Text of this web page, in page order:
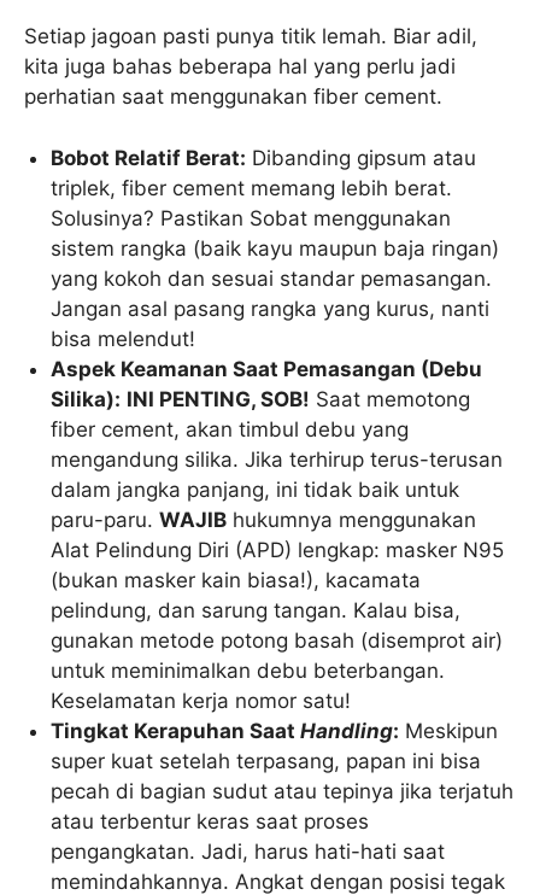
Setiap jagoan pasti punya titik lemah. Biar adil,
kita juga bahas beberapa hal yang perlu jadi
perhatian saat menggunakan fiber cement.
Bobot Relatif Berat: Dibanding gipsum atau
triplek, fiber cement memang lebih berat.
Solusinya? Pastikan Sobat menggunakan
sistem rangka (baik kayu maupun baja ringan)
yang kokoh dan sesuai standar pemasangan.
Jangan asal pasang rangka yang kurus, nanti
bisa melendut!
Aspek Keamanan Saat Pemasangan (Debu
Silika): INI PENTING, SOB! Saat memotong
fiber cement, akan timbul debu yang
mengandung silika. Jika terhirup terus-terusan
dalam jangka panjang, ini tidak baik untuk
paru-paru.WAJIB hukumnya menggunakan
Alat Pelindung Diri (APD) lengkap: masker N95
(bukan masker kain biasa!), kacamata
pelindung, dan sarung tangan. Kalau bisa,
gunakan metode potong basah (disemprot air)
untuk meminimalkan debu beterbangan.
Keselamatan kerja nomor satu!
Tingkat Kerapuhan SaatHandling: Meskipun
super kuat setelah terpasang, papan ini bisa
pecah di bagian sudut atau tepinya jika terjatuh
atau terbentur keras saat proses
pengangkatan. Jadi, harus hati-hati saat
memindahkannya. Angkat dengan posisi tegak